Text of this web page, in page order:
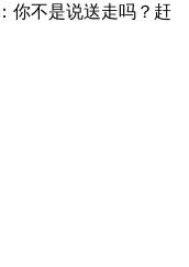
你不是说送走吗？赶